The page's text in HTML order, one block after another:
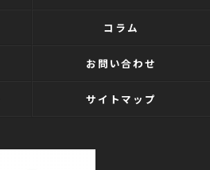
コラム
お問い合わせ
サイトマップ